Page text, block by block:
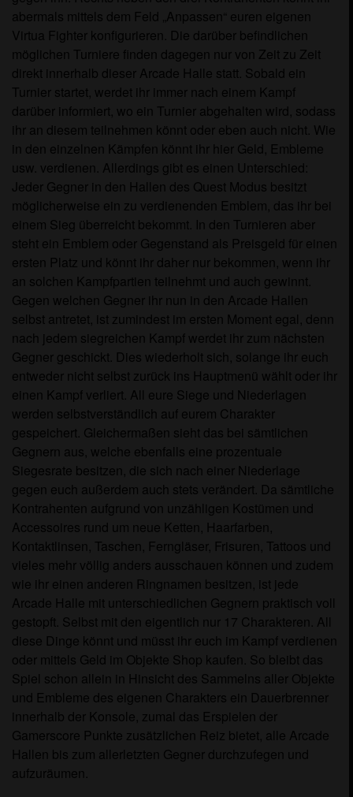
abermals mittels dem Feld „Anpassen“ euren eigenen
Virtua Fighter konfigurieren. Die darüber befindlichen
möglichen Turniere finden dagegen nur von Zeit zu Zeit
direkt innerhalb dieser Arcade Halle statt. Sobald ein
Turnier startet, werdet ihr immer nach einem Kampf
darüber informiert, wo ein Turnier abgehalten wird, sodass
ihr an diesem teilnehmen könnt oder eben auch nicht. Wie
in den einzelnen Kämpfen könnt ihr hier Geld, Embleme
usw. verdienen. Allerdings gibt es einen Unterschied:
Jeder Gegner in den Hallen des Quest Modus besitzt
möglicherweise ein zu verdienenden Emblem, das ihr bei
einem Sieg überreicht bekommt. In den Turnieren aber
steht ein Emblem oder Gegenstand als Preisgeld für einen
ersten Platz und könnt ihr daher nur bekommen, wenn ihr
an solchen Kampfpartien teilnehmt und auch gewinnt.
Gegen welchen Gegner ihr nun in den Arcade Hallen
selbst antretet, ist zumindest im ersten Moment egal, denn
nach jedem siegreichen Kampf werdet ihr zum nächsten
Gegner geschickt. Dies wiederholt sich, solange ihr euch
entweder nicht selbst zurück ins Hauptmenü wählt oder ihr
einen Kampf verliert. All eure Siege und Niederlagen
werden selbstverständlich auf eurem Charakter
gespeichert. Gleichermaßen sieht das bei sämtlichen
Gegnern aus, welche ebenfalls eine prozentuale
Siegesrate besitzen, die sich nach einer Niederlage
gegen euch außerdem auch stets verändert. Da sämtliche
Kontrahenten aufgrund von unzähligen Kostümen und
Accessoires rund um neue Ketten, Haarfarben,
Kontaktlinsen, Taschen, Ferngläser, Frisuren, Tattoos und
vieles mehr völlig anders ausschauen können und zudem
wie ihr einen anderen Ringnamen besitzen, ist jede
Arcade Halle mit unterschiedlichen Gegnern praktisch voll
gestopft. Selbst mit den eigentlich nur 17 Charakteren. All
diese Dinge könnt und müsst ihr euch im Kampf verdienen
oder mittels Geld im Objekte Shop kaufen. So bleibt das
Spiel schon allein in Hinsicht des Sammelns aller Objekte
und Embleme des eigenen Charakters ein Dauerbrenner
innerhalb der Konsole, zumal das Erspielen der
Gamerscore Punkte zusätzlichen Reiz bietet, alle Arcade
Hallen bis zum allerletzten Gegner durchzufegen und
aufzuräumen.